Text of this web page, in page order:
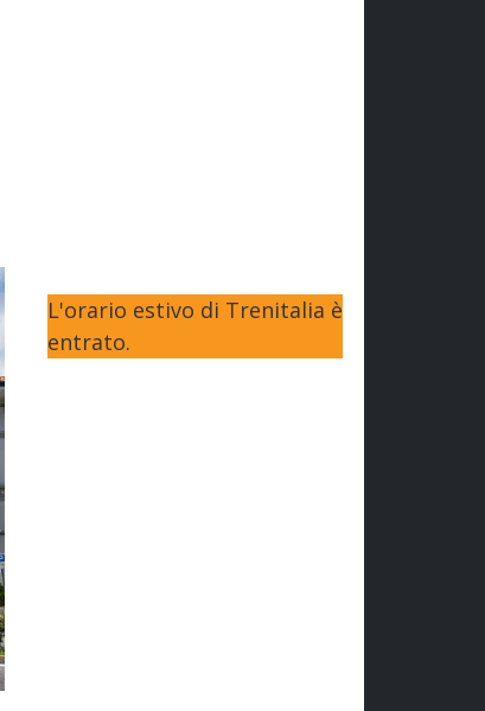
L'orario estivo di Trenitalia è
entrato.